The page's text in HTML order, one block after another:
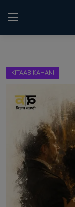
Punjabi Podcast
Kitaab Kahani
Gallery
Sponsors
Matrimonial
KITAAB KAHANI